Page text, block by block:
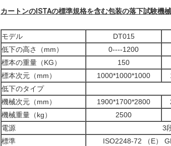
カートンのISTAの標準規格を含む包装の落下試験機
モデル DT015
低下の高さ（mm）
0----1200
標本の重量（KG）
150
標本次元（mm）
1000*1000*1000
低下のタイプ
機械次元（mm）
1900*1700*2800
機械重量（kg）
2500
電源
3
標準
ISO2248-72 （E）